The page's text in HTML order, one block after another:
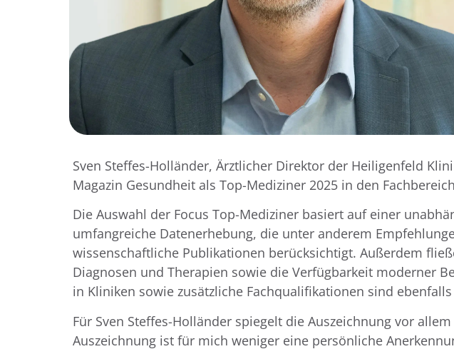
Sven Steffes-Holländer, Ärztlicher Direktor der Heiligenfeld
Magazin Gesundheit als Top-Mediziner 2025 in den
Die Auswahl der Focus Top-Mediziner basiert auf einer
umfangreiche Datenerhebung, die unter anderem
wissenschaftliche Publikationen berücksichtigt. Außerdem
Diagnosen und Therapien sowie die Verfügbarkeit moderner
in Kliniken sowie zusätzliche Fachqualifikationen sind
Für Sven Steffes-Holländer spiegelt die Auszeichnung vor
Auszeichnung ist für mich weniger eine persönliche